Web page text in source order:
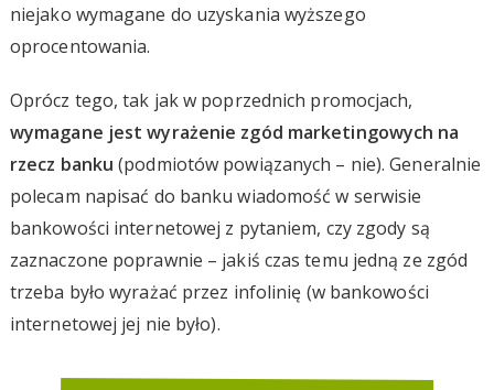
niejako wymagane do uzyskania wyższego
oprocentowania.
Oprócz tego, tak jak w poprzednich promocjach,
wymagane jest wyrażenie zgód marketingowych na
rzecz banku (podmiotów powiązanych – nie). Generalnie
polecam napisać do banku wiadomość w serwisie
bankowości internetowej z pytaniem, czy zgody są
zaznaczone poprawnie – jakiś czas temu jedną ze zgód
trzeba było wyrażać przez infolinię (w bankowości
internetowej jej nie było).